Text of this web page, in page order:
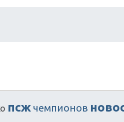
псж чемпионов